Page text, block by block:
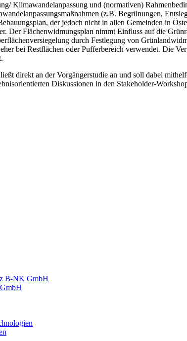
Klimawandelanpassung und (normativen)
(z.B. Begrünungen,
der jedoch nicht in allen Gemeinden in
Der Flächenwidmungsplan nimmt Einfluss auf die
durch Festlegung von
bei Restflächen oder Pufferbereich verwendet. Die
direkt an der Vorgängerstudie an und soll dabei
Diskussionen in den Stakeholder-